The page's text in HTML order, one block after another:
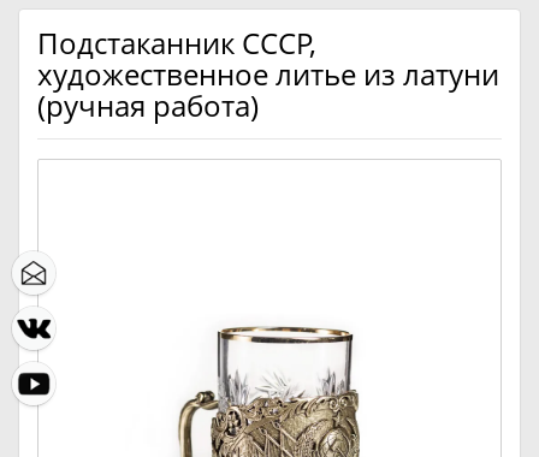
Подстаканник СССР,
художественное литье из латуни
(ручная работа)